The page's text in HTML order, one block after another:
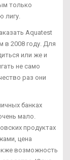
только
лигу.
Aquatest
в 2008 году. Для
или же и
не само
раз они
банках
мало.
продуктах
цена
возможность